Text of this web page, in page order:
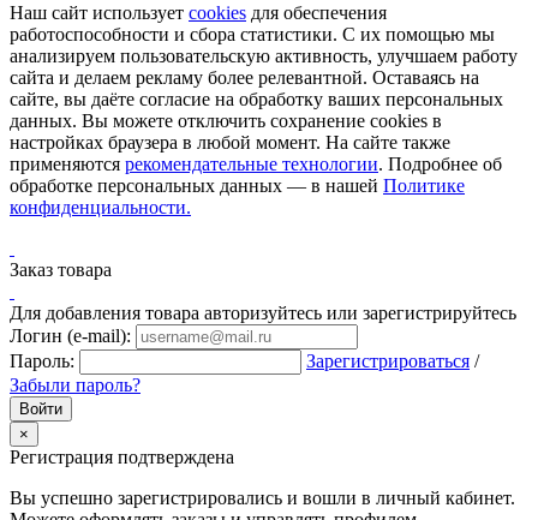
Наш сайт использует cookies для обеспечения
работоспособности и сбора статистики. С их помощью мы
анализируем пользовательскую активность, улучшаем работу
сайта и делаем рекламу более релевантной. Оставаясь на
сайте, вы даёте согласие на обработку ваших персональных
данных. Вы можете отключить сохранение cookies в
настройках браузера в любой момент. На сайте также
применяются рекомендательные технологии. Подробнее об
обработке персональных данных — в нашей Политике
конфиденциальности.
Заказ товара
Для добавления товара авторизуйтесь или зарегистрируйтесь
Логин (e-mail):
Пароль:
Зарегистрироваться /
Забыли пароль?
×
Регистрация подтверждена
Вы успешно зарегистрировались и вошли в личный кабинет.